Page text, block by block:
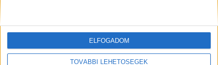
TOVÁBBI LEHETŐSÉGEK
ELFOGADOM